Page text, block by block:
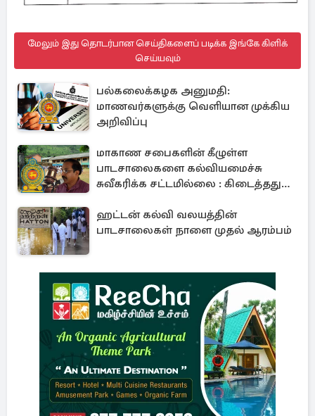
மேலும் இது தொடர்பான செய்திகளைப் படிக்க இங்கே கிளிக்
செய்யவும்
பல்கலைக்கழக அனுமதி:
மாணவர்களுக்கு வெளியான முக்கிய
அறிவிப்பு
மாகாண சபைகளின் கீழுள்ள
பாடசாலைகளை கல்வியமைச்சு
சுவீகரிக்க சட்டமில்லை : கிடைத்தது
ஹட்டன் கல்வி வலயத்தின்
பாடசாலைகள் நாளை முதல் ஆரம்பம்